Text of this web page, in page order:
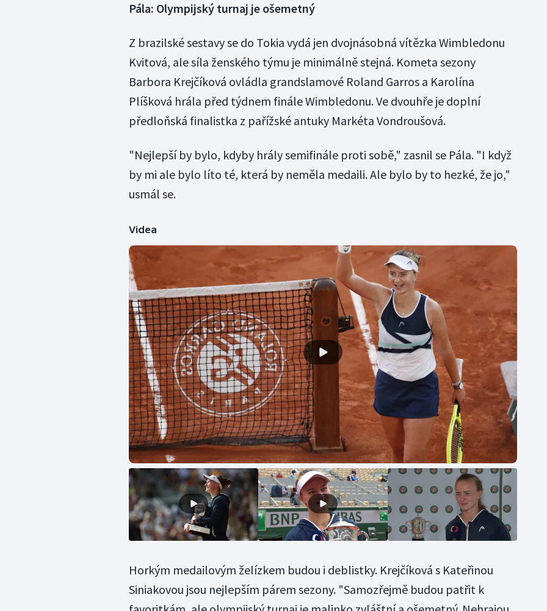
Pála: Olympijský turnaj je ošemetný
Z brazilské sestavy se do Tokia vydá jen dvojnásobná vítězka Wimbledonu
Kvitová, ale síla ženského týmu je minimálně stejná. Kometa sezony
Barbora Krejčíková ovládla grandslamové Roland Garros a Karolína
Plíšková hrála před týdnem finále Wimbledonu. Ve dvouhře je doplní
předloňská finalistka z pařížské antuky Markéta Vondroušová.
"Nejlepší by bylo, kdyby hrály semifinále proti sobě," zasnil se Pála. "I když
by mi ale bylo líto té, která by neměla medaili. Ale bylo by to hezké, že jo,"
usmál se.
Videa
Horkým medailovým želízkem budou i deblistky. Krejčíková s Kateřinou
Siniakovou jsou nejlepším párem sezony. "Samozřejmě budou patřit k